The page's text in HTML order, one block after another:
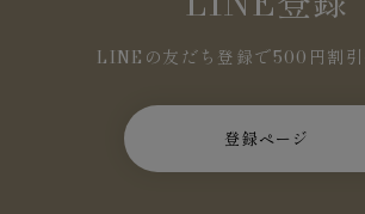
LINEの友だち登録で500円割引
登録ページ